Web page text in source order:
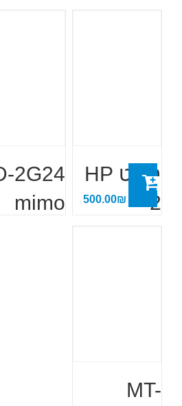
בולט HP
2
500.00₪
2G24
mimo
MT-